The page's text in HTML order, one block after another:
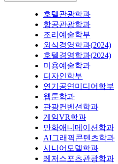
호텔관광학과
항공관광학과
조리예술학부
외식경영학과(2024)
호텔경영학과(2024)
미용예술학과
디자인학부
연기공연미디어학부
웹툰학과
관광컨벤션학과
게임VR학과
만화애니메이션학과
AI그래픽콘텐츠학과
시니어모델학과
레저스포츠관광학과